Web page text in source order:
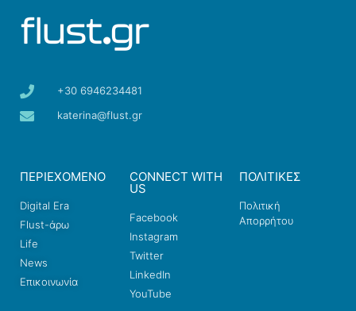
+30 6946234481
katerina@flust.gr
ΠΕΡΙΕΧΟΜΕΝΟ
Digital Era
Flust-άρω
Life
News
Επικοινωνία
CONNECT WITH
US
Facebook
Instagram
Twitter
LinkedIn
YouTube
ΠΟΛΙΤΙΚΕΣ
Πολιτική
Απορρήτου